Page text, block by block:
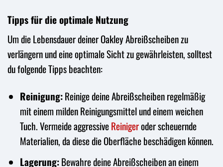
Tipps für die optimale Nutzung
Um die Lebensdauer deiner Oakley Abreißscheiben zu
verlängern und eine optimale Sicht zu gewährleisten, solltest
du folgende Tipps beachten:
Reinigung:Reinige deine Abreißscheiben regelmäßig
mit einem milden Reinigungsmittel und einem weichen
Tuch. Vermeide aggressiveReinigeroder scheuernde
Materialien, da diese die Oberfläche beschädigen können.
Lagerung:Bewahre deine Abreißscheiben an einem